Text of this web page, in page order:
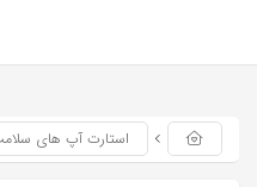
استارت آپ های